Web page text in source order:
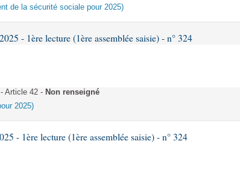
de la sécurité sociale pour 2025)
- 1ère lecture (1ère assemblée saisie) - n° 324
Article 42 - Non renseigné
2025)
- 1ère lecture (1ère assemblée saisie) - n° 324